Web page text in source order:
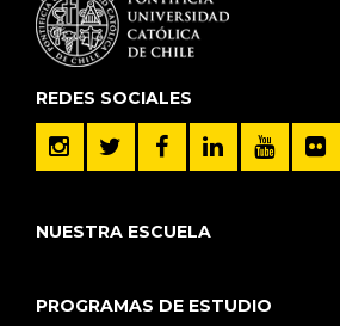
REDES SOCIALES
NUESTRA ESCUELA
PROGRAMAS DE ESTUDIO